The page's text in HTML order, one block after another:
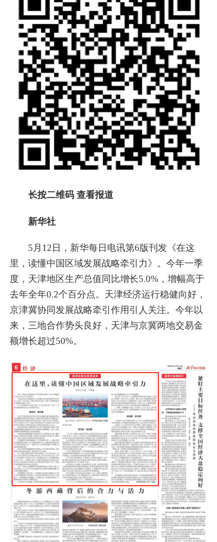
长按二维码 查看报道
新华社
5月12日，新华每日电讯第6版刊发《在这
里，读懂中国区域发展战略牵引力》。今年一季
度，天津地区生产总值同比增长5.0%，增幅高于
去年全年0.2个百分点。天津经济运行稳健向好，
京津冀协同发展战略牵引作用引人关注。今年以
来，三地合作势头良好，天津与京冀两地交易金
额增长超过50%。